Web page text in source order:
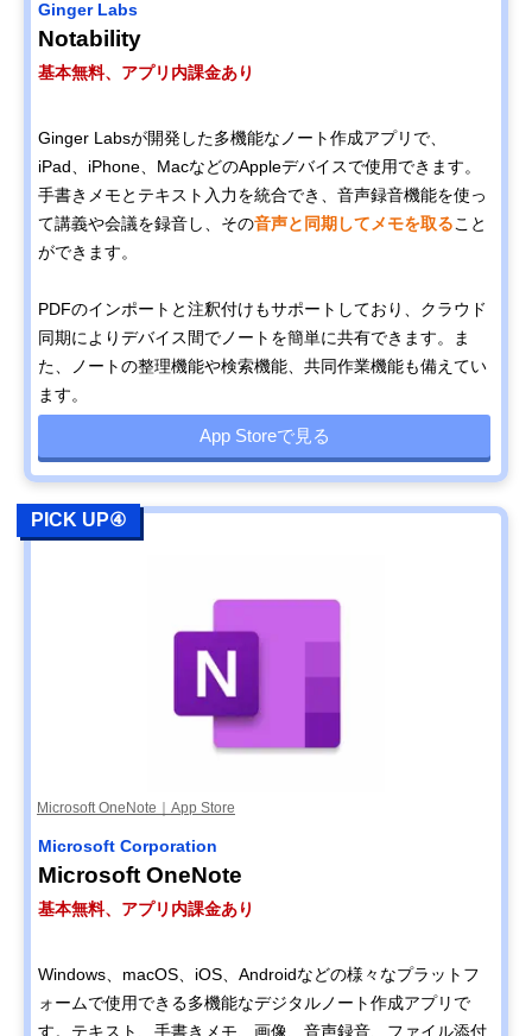
Ginger Labs
Notability
基本無料、アプリ内課金あり
Ginger Labsが開発した多機能なノート作成アプリで、
iPad、iPhone、MacなどのAppleデバイスで使用できます。
手書きメモとテキスト入力を統合でき、音声録音機能を使っ
て講義や会議を録音し、その音声と同期してメモを取ること
ができます。
PDFのインポートと注釈付けもサポートしており、クラウド
同期によりデバイス間でノートを簡単に共有できます。ま
た、ノートの整理機能や検索機能、共同作業機能も備えてい
ます。
App Storeで見る
PICK UP④
Microsoft OneNote｜App Store
Microsoft Corporation
Microsoft OneNote
基本無料、アプリ内課金あり
Windows、macOS、iOS、Androidなどの様々なプラットフ
ォームで使用できる多機能なデジタルノート作成アプリで
す。テキスト、手書きメモ、画像、音声録音、ファイル添付